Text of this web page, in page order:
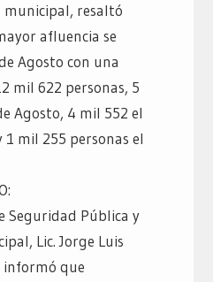
municipal, resaltó
afluencia se
Agosto con una
mil 622 personas, 5
Agosto, 4 mil 552 el
1 mil 255 personas el
Seguridad Pública y
Lic. Jorge Luis
informó que